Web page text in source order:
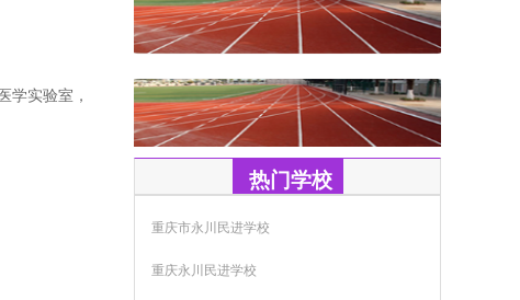
学实验室，
热门学校
重庆市永川民进学校
重庆永川民进学校